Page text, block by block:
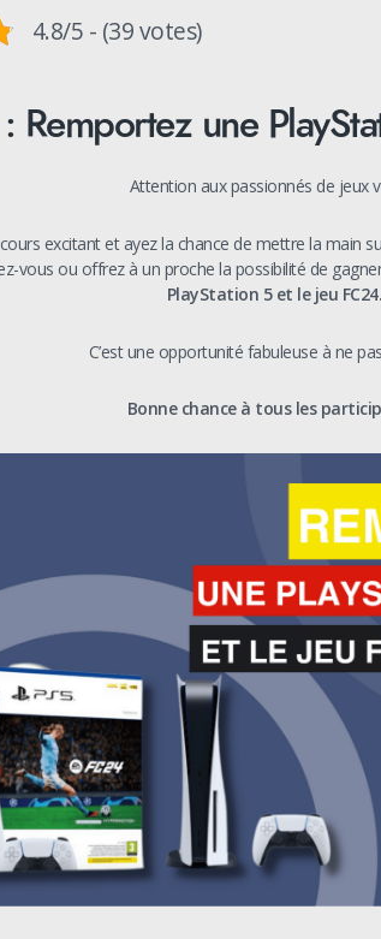
4.8/5 - (39 votes)
Remportez une
Attention aux passionnés de jeux
excitant et ayez la chance de mettre la main
vous ou offrez à un proche la possibilité de
PlayStation 5 et le jeu FC24.
C’est une opportunité fabuleuse à ne
Bonne chance à tous les